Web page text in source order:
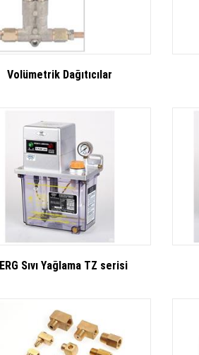
Volümetrik Dağıtıcılar
Sıvı Yağlama TZ serisi